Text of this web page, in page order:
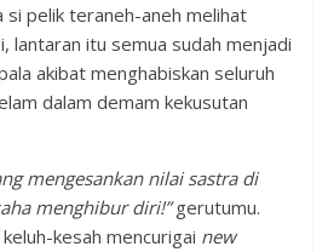
si pelik teraneh-aneh melihat
lantaran itu semua sudah menjadi
akibat menghabiskan seluruh
dalam demam kekusutan
mengesankan nilai sastra di
menghibur diri!”gerutumu.
kesah mencurigai new